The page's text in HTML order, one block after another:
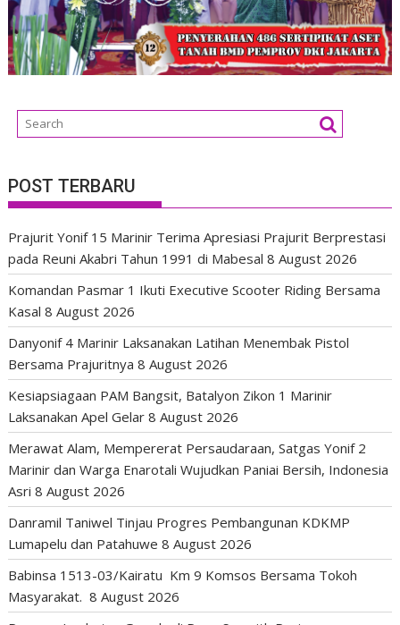
POST TERBARU
Prajurit Yonif 15 Marinir Terima Apresiasi Prajurit Berprestasi
pada Reuni Akabri Tahun 1991 di Mabesal 8 August 2026
Komandan Pasmar 1 Ikuti Executive Scooter Riding Bersama
Kasal 8 August 2026
Danyonif 4 Marinir Laksanakan Latihan Menembak Pistol
Bersama Prajuritnya 8 August 2026
Kesiapsiagaan PAM Bangsit, Batalyon Zikon 1 Marinir
Laksanakan Apel Gelar 8 August 2026
Merawat Alam, Mempererat Persaudaraan, Satgas Yonif 2
Marinir dan Warga Enarotali Wujudkan Paniai Bersih, Indonesia
Asri 8 August 2026
Danramil Taniwel Tinjau Progres Pembangunan KDKMP
Lumapelu dan Patahuwe 8 August 2026
Babinsa 1513-03/Kairatu Km 9 Komsos Bersama Tokoh
Masyarakat. 8 August 2026